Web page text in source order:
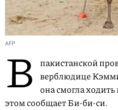
AFP
В пакистанской
верблюдице
она смогла
этом сообщает Би-би-си.